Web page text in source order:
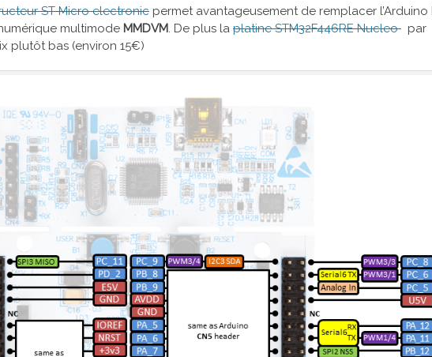
ST Micro electronic permet avantageusement de remplacer l’Arduino
multimode MMDVM. De plus la platine STM32F446RE Nucleo par
plutôt bas (environ 15€)